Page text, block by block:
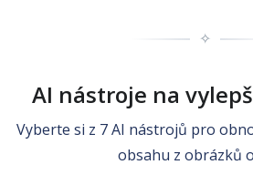
✧
AI nástroje na
Vyberte si z 7 AI nástrojů pro
obsahu z obrázků